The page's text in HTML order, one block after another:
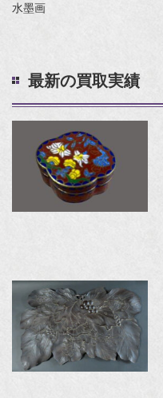
水墨画
最新の買取実績